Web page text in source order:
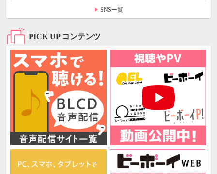
SNS一覧
PICK UP コンテンツ